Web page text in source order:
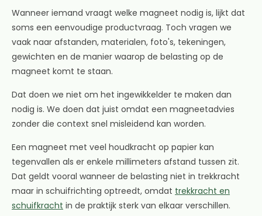
Wanneer iemand vraagt welke magneet nodig is, lijkt dat
soms een eenvoudige productvraag. Toch vragen we
vaak naar afstanden, materialen, foto's, tekeningen,
gewichten en de manier waarop de belasting op de
magneet komt te staan.
Dat doen we niet om het ingewikkelder te maken dan
nodig is. We doen dat juist omdat een magneetadvies
zonder die context snel misleidend kan worden.
Een magneet met veel houdkracht op papier kan
tegenvallen als er enkele millimeters afstand tussen zit.
Dat geldt vooral wanneer de belasting niet in trekkracht
maar in schuifrichting optreedt, omdat trekkracht en
schuifkracht in de praktijk sterk van elkaar verschillen.